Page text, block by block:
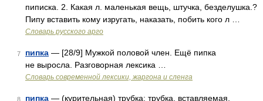
пиписка. 2. Какая л. маленькая вещь, штучка, безделушка.?
Пипу вставить кому изругать, наказать, побить кого л …
Словарь русского арго
7 пипка — [28/9] Мужкой половой член. Ещё пипка
не выросла. Разговорная лексика …
Cловарь современной лексики, жаргона и сленга
8 пипка — (курительная) трубка; трубка, вставляемая,